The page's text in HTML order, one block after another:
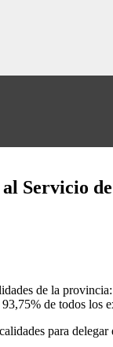
Servicio
de la
de todos
para